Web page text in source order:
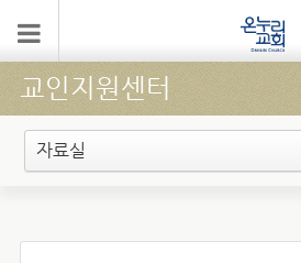
교인지원센터
자료실